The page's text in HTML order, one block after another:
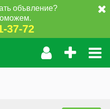
объвление?
37-72